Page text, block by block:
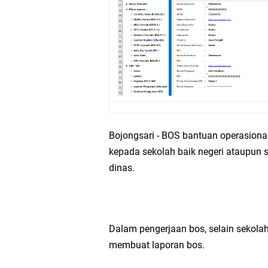
Data NSM dan
(Foto) Kegiatan
Kegiatan Kunjungan
Aplikasi Microsoft
(Foto) Pelaksanaan
Bojongsari - BOS bantuan
kepada sekolah baik negeri ataupun
dinas.
Dalam pengerjaan bos, selain
membuat laporan bos.